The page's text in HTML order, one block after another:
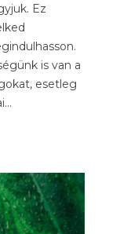
Ez
is van a
esetleg